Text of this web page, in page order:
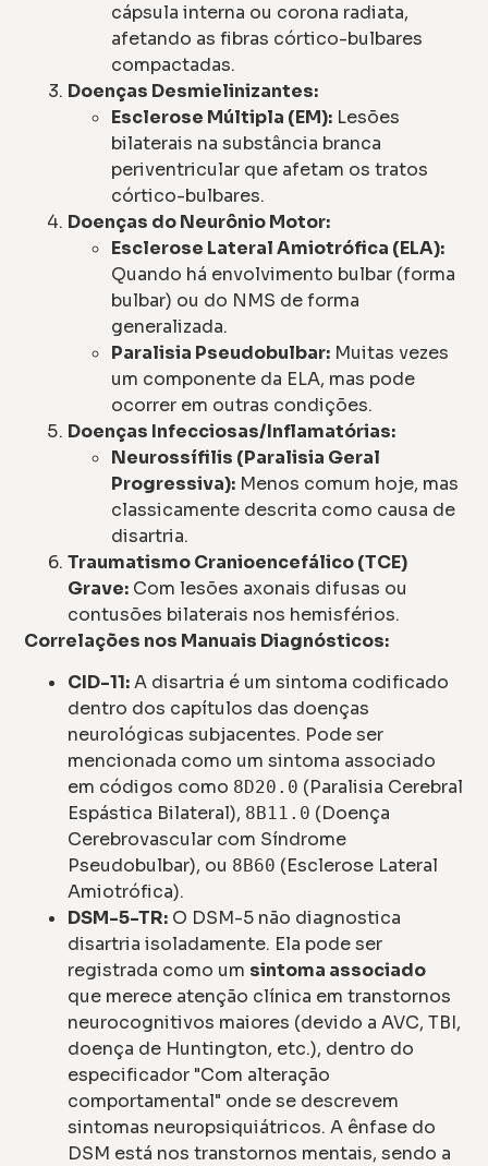
cápsula interna ou corona radiata,
afetando as fibras córtico-bulbares
compactadas.
Doenças Desmielinizantes:
Esclerose Múltipla (EM): Lesões
bilaterais na substância branca
periventricular que afetam os tratos
córtico-bulbares.
Doenças do Neurônio Motor:
Esclerose Lateral Amiotrófica (ELA):
Quando há envolvimento bulbar (forma
bulbar) ou do NMS de forma
generalizada.
Paralisia Pseudobulbar: Muitas vezes
um componente da ELA, mas pode
ocorrer em outras condições.
Doenças Infecciosas/Inflamatórias:
Neurossífilis (Paralisia Geral
Progressiva): Menos comum hoje, mas
classicamente descrita como causa de
disartria.
Traumatismo Cranioencefálico (TCE)
Grave: Com lesões axonais difusas ou
contusões bilaterais nos hemisférios.
Correlações nos Manuais Diagnósticos:
CID-11:A disartria é um sintoma codificado
dentro dos capítulos das doenças
neurológicas subjacentes. Pode ser
mencionada como um sintoma associado
em códigos como 8D20.0 (Paralisia Cerebral
Espástica Bilateral), 8B11.0 (Doença
Cerebrovascular com Síndrome
Pseudobulbar), ou 8B60 (Esclerose Lateral
Amiotrófica).
DSM-5-TR: O DSM-5 não diagnostica
disartria isoladamente. Ela pode ser
registrada como um sintoma associado
que merece atenção clínica em transtornos
neurocognitivos maiores (devido a AVC, TBI,
doença de Huntington, etc.), dentro do
especificador "Com alteração
comportamental" onde se descrevem
sintomas neuropsiquiátricos. A ênfase do
DSM está nos transtornos mentais, sendo a